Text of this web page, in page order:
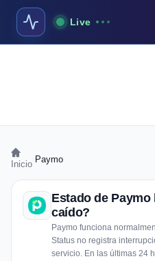
Live
Inicio Paymo
Estado de
caído?
Paymo funciona
Status no registra
servicio. En las últimas 24